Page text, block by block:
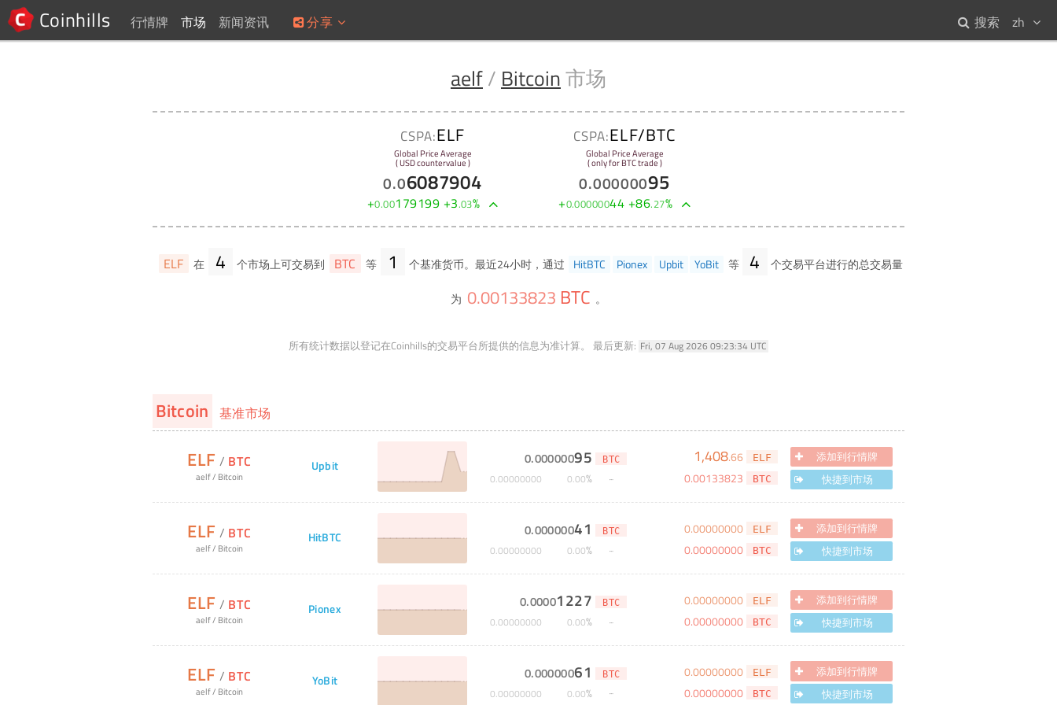
Coinhills 行情牌 市场 新闻资讯 分享 zh
搜索
aelf/ Bitcoin市场
CSPA:ELF
Global Price Average
( USD countervalue )
0.06087904
+0.00179199 +3.03%
CSPA:ELF/BTC
Global Price Average
( only for BTC trade )
0.00000095
+0.00000044 +86.27%
ELF 在 4 个市场上可交易到 BTC 等 1 个基准货币。最近24小时，通过 HitBTC Pionex Upbit YoBit 等 4 个交易平台进行的总交易量
为 0.00133823 BTC 。
所有统计数据以登记在Coinhills的交易平台所提供的信息为准计算。 最后更新: Fri, 07 Aug 2026 09:23:34 UTC
Bitcoin 基准市场
ELF / BTC
aelf/ Bitcoin
Upbit 0.00000095 BTC
0.00000000 0.00%
1,408.66 ELF
0.00133823 BTC
添加到行情牌
快捷到市场
ELF / BTC
aelf/ Bitcoin
HitBTC 0.00000041 BTC
0.00000000 0.00%
0.00000000 ELF
0.00000000 BTC
添加到行情牌
快捷到市场
ELF / BTC
aelf/ Bitcoin
Pionex 0.00001227 BTC
0.00000000 0.00%
0.00000000 ELF
0.00000000 BTC
添加到行情牌
快捷到市场
ELF / BTC
aelf/ Bitcoin
YoBit 0.00000061 BTC
0.00000000 0.00%
0.00000000 ELF
0.00000000 BTC
添加到行情牌
快捷到市场